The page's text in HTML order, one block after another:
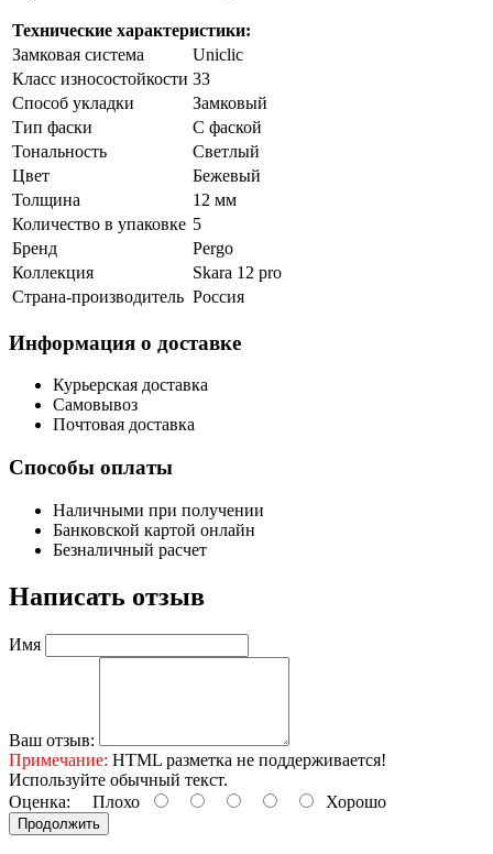
Технические характеристики:
Замковая система
Uniclic
Класс износостойкости 33
Способ укладки
Замковый
Тип фаски
С фаской
Тональность
Светлый
Цвет
Бежевый
Толщина
12 мм
Количество в упаковке 5
Бренд
Pergo
Коллекция
Skara 12 pro
Страна-производитель Россия
Информация о доставке
Курьерская доставка
Самовывоз
Почтовая доставка
Способы оплаты
Наличными при получении
Банковской картой онлайн
Безналичный расчет
Написать отзыв
Имя
Ваш отзыв:
Примечание: HTML разметка не поддерживается!
Используйте обычный текст.
Оценка: Плохо Хорошо
Продолжить